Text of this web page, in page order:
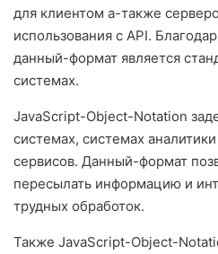
для клиентом а-также
использования с API.
данный-формат является
системах.
JavaScript-Object-Notation
системах, системах
сервисов. Данный-формат
пересылать информацию и
трудных обработок.
Также JavaScript-Object-